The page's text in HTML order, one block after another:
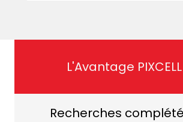
L'Avantage PIXCELL
Recherches